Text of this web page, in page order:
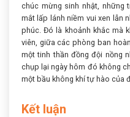
chúc mừng sinh nhật, những
mắt lấp lánh niềm vui xen lẫn
phúc. Đó là khoảnh khắc mà
viên, giữa các phòng ban
một tinh thần đồng đội nồng
chụp lại ngày hôm đó không
một bầu không khí tự hào của
Kết luận